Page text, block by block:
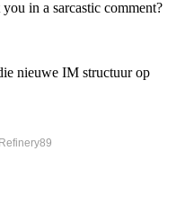
in a sarcastic comment?
nieuwe IM structuur op